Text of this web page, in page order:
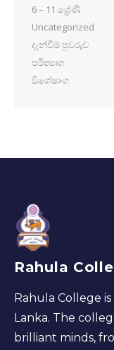
6 – 11 ශ්‍රේණි
Uncategorized
දැන්වීම් පුවරුව
පරිත්‍යාග
විශේෂාංග
Rahula
Rahula College
Lanka. The
brilliant minds,